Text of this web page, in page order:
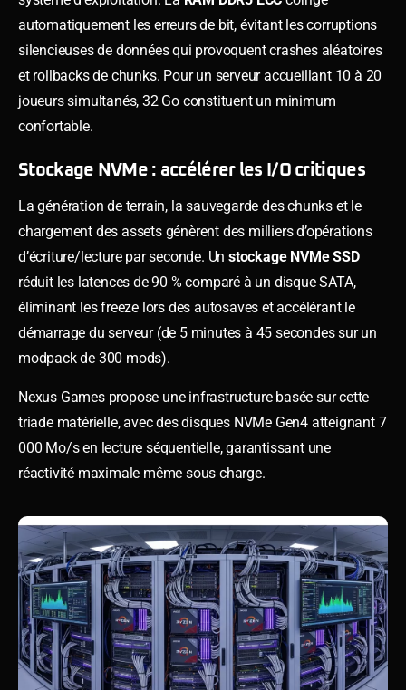
automatiquement les erreurs de bit, évitant les corruptions
silencieuses de données qui provoquent crashes aléatoires
et rollbacks de chunks. Pour un serveur accueillant 10 à 20
joueurs simultanés, 32 Go constituent un minimum
confortable.
Stockage NVMe : accélérer les I/O critiques
La génération de terrain, la sauvegarde des chunks et le
chargement des assets génèrent des milliers d’opérations
d’écriture/lecture par seconde. Unstockage NVMe SSD
réduit les latences de 90 % comparé à un disque SATA,
éliminant les freeze lors des autosaves et accélérant le
démarrage du serveur (de 5 minutes à 45 secondes sur un
modpack de 300 mods).
Nexus Games propose une infrastructure basée sur cette
triade matérielle, avec des disques NVMe Gen4 atteignant 7
000 Mo/s en lecture séquentielle, garantissant une
réactivité maximale même sous charge.